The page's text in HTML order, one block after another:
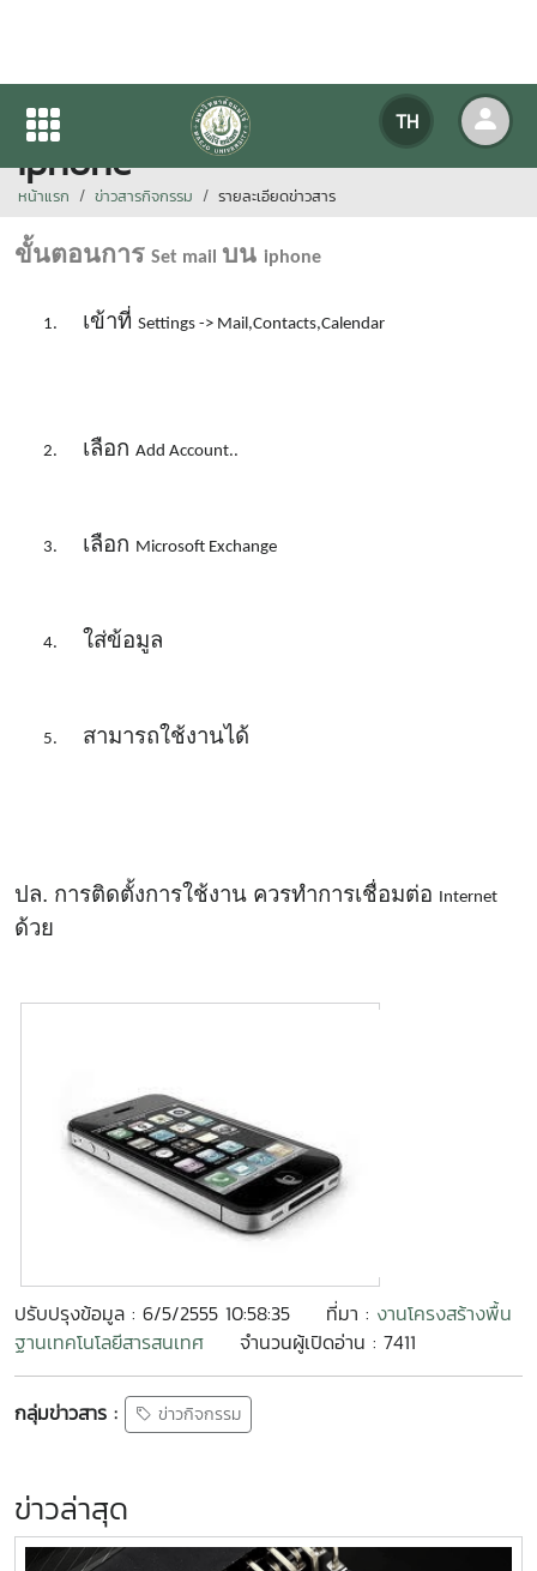
TH
ขั้นตอนการ Set mail บน
iphone
หน้าแรก ข่าวสารกิจกรรม รายละเอียดข่าวสาร
ขั้นตอนการ Set mail บน iphone
1. เข้าที่ Settings -> Mail,Contacts,Calendar
2. เลือก Add Account..
3. เลือก Microsoft Exchange
4. ใส่ข้อมูล
5. สามารถใช้งานได้
ปล. การติดตั้งการใช้งาน ควรทำการเชื่อมต่อ Internet
ด้วย
ปรับปรุงข้อมูล : 6/5/2555 10:58:35 ที่มา : งานโครงสร้างพื้น
ฐานเทคโนโลยีสารสนเทศ
จำนวนผู้เปิดอ่าน : 7411
กลุ่มข่าวสาร : ข่าวกิจกรรม
ข่าวล่าสุด